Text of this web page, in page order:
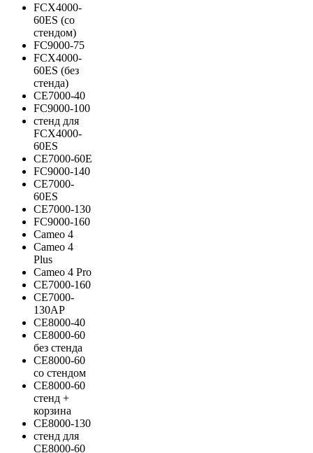
FCX4000-
60ES (со
стендом)
FC9000-75
FCX4000-
60ES (без
стенда)
CE7000-40
FC9000-100
стенд для
FCX4000-
60ES
CE7000-60E
FC9000-140
CE7000-
60ES
CE7000-130
FC9000-160
Cameo 4
Cameo 4
Plus
Cameo 4 Pro
CE7000-160
СЕ7000-
130АP
CE8000-40
CE8000-60
без стенда
CE8000-60
со стендом
CE8000-60
стенд +
корзина
CE8000-130
стенд для
CE8000-60